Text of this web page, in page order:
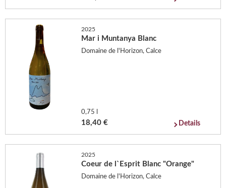
2025
Mar i Muntanya Blanc
Domaine de l'Horizon, Calce
0,75 l
18,40 € Details
2025
Coeur de l`Esprit Blanc "Orange"
Domaine de l'Horizon, Calce